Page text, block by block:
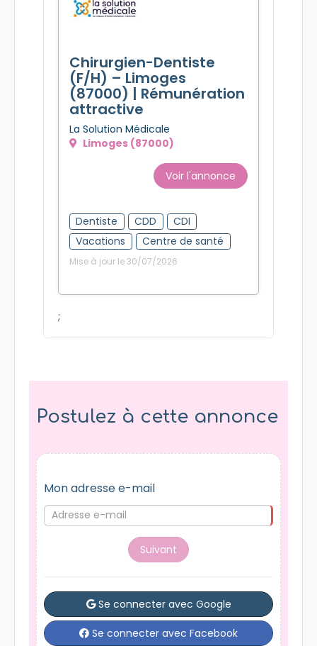
Chirurgien-Dentiste
(F/H) – Limoges
(87000) | Rémunération
attractive
La Solution Médicale
Limoges (87000)
Voir l'annonce
Dentiste CDD
CDI
Vacations
Centre de santé
Mise à jour le 30/07/2026
;
Postulez à cette annonce
Mon adresse e-mail
Suivant
Se connecter avec Google
Se connecter avec Facebook